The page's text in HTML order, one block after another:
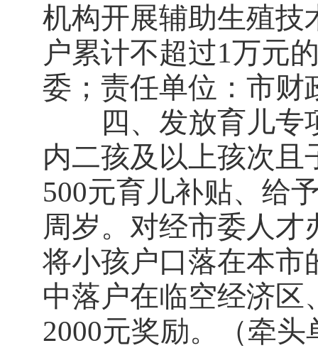
机构开展辅助生殖技
户累计不超过1万元
委；责任单位：市财
四、发放育儿专项
内二孩及以上孩次
500元育儿补贴、给
周岁。对经市委人
将小孩户口落在本市
中落户在临空经济区
2000元奖励。（牵